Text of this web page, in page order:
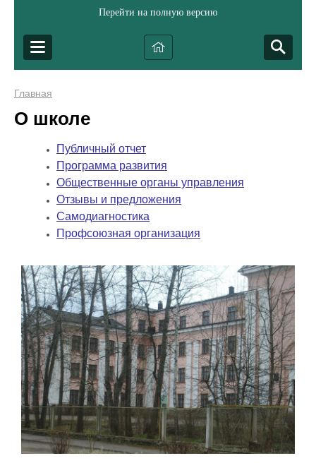
Перейти на полную версию
Главная
О школе
Публичный отчет
Программа развития
Общественные органы управления
Отзывы и предложения
Самодиагностика
Профсоюзная организация